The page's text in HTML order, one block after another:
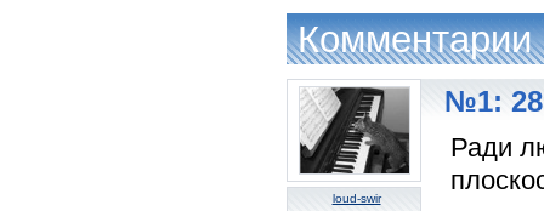
Комментарии
loud-swir
№1: 28
Ради